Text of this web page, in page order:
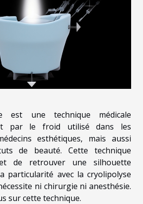
est une technique médicale
par le froid utilisé dans les
esthétiques, mais aussi
de beauté. Cette technique
de retrouver une silhouette
particularité avec la cryolipolyse
ni chirurgie ni anesthésie.
sur cette technique.